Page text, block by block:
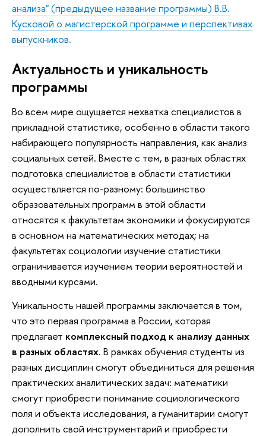
анализа" (предыдущее название программы) В.В.
Кусковой о магистерской программе и перспективах
выпускников.
Актуальность и уникальность
программы
Во всем мире ощущается нехватка специалистов в
прикладной статистике, особенно в области такого
набирающего популярность направления, как анализ
социальных сетей. Вместе с тем, в разных областях
подготовка специалистов в области статистики
осуществляется по-разному: большинство
образовательных программ в этой области
относятся к факультетам экономики и фокусируются
в основном на математических методах; на
факультетах социологии изучение статистики
ограничивается изучением теории вероятностей и
вводными курсами.
Уникальность нашей программы заключается в том,
что это первая программа в России, которая
предлагает комплексный подход к анализу данных
в разных областях. В рамках обучения студенты из
разных дисциплин смогут объединиться для решения
практических аналитических задач: математики
смогут приобрести понимание социологического
поля и объекта исследования, а гуманитарии смогут
дополнить свой инструментарий и приобрести